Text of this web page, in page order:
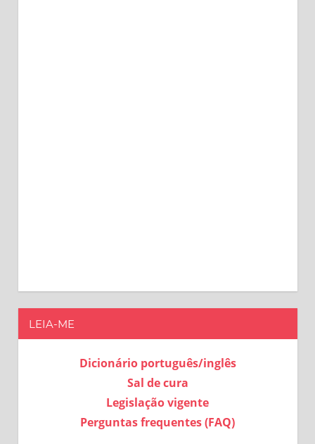
LEIA-ME
Dicionário português/inglês
Sal de cura
Legislação vigente
Perguntas frequentes (FAQ)